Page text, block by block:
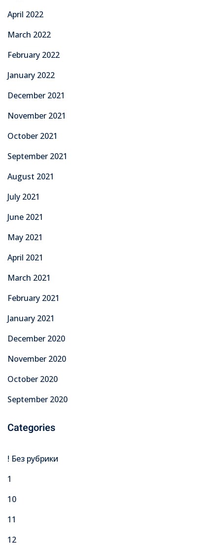
April 2022
March 2022
February 2022
January 2022
December 2021
November 2021
October 2021
September 2021
August 2021
July 2021
June 2021
May 2021
April 2021
March 2021
February 2021
January 2021
December 2020
November 2020
October 2020
September 2020
Categories
! Без рубрики
1
10
11
12